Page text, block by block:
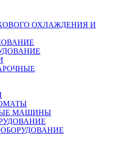
ОХЛАЖДЕНИЯ И
МАШИНЫ